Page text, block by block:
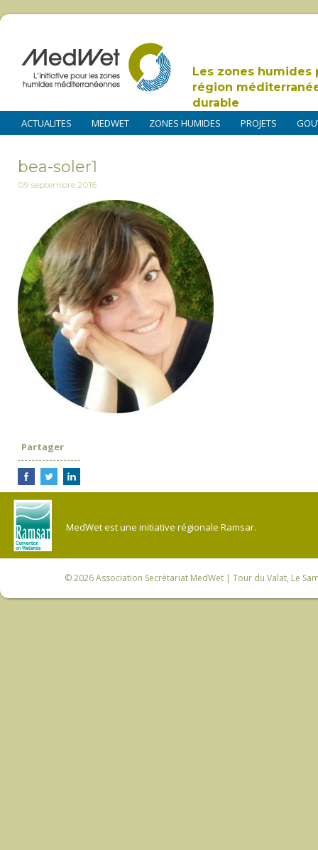
Les zones humides
région
durable
ACTUALITES MEDWET ZONES HUMIDES PROJETS
bea-soler1
09 septembre 2016
Partager
MedWet est une initiative régionale Ramsar.
© 2026Association Secrétariat MedWet | Tour du Valat, Le